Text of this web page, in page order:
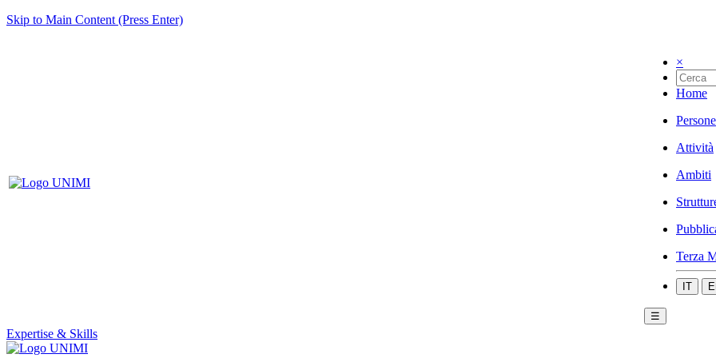
Skip to Main Content (Press Enter)
×
Home
Persone
Attività
Ambiti
Terza
IT
☰
Expertise & Skills